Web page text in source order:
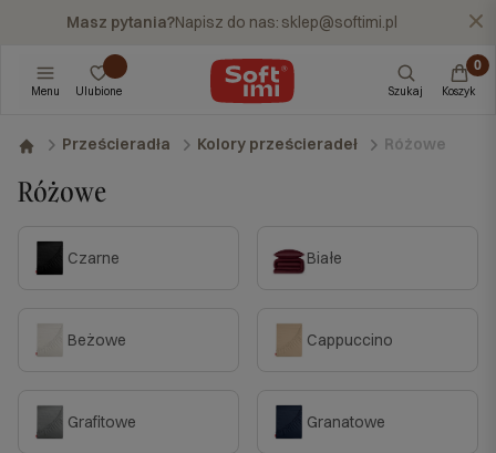
Masz pytania?Napisz do nas: sklep@softimi.pl X
Menu Ulubione Szukaj Koszyk
Prześcieradła Kolory prześcieradeł Różowe
Różowe
Czarne Białe
Beżowe Cappuccino
Grafitowe Granatowe